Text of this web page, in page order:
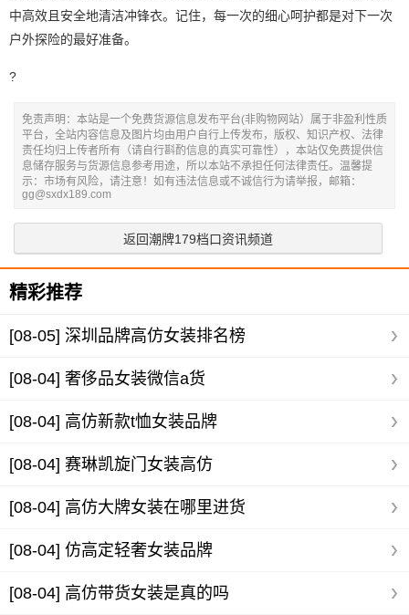
中高效且安全地清洁冲锋衣。记住，每一次的细心呵护都是对下一次
户外探险的最好准备。
?
免责声明：本站是一个免费货源信息发布平台(非购物网站）属于非盈利性质
平台，全站内容信息及图片均由用户自行上传发布，版权、知识产权、法律
责任均归上传者所有（请自行斟酌信息的真实可靠性），本站仅免费提供信
息储存服务与货源信息参考用途，所以本站不承担任何法律责任。温馨提
示：市场有风险，请注意！如有违法信息或不诚信行为请举报，邮箱：
gg@sxdx189.com
返回潮牌179档口资讯频道
精彩推荐
[08-05] 深圳品牌高仿女装排名榜
[08-04] 奢侈品女装微信a货
[08-04] 高仿新款t恤女装品牌
[08-04] 赛琳凯旋门女装高仿
[08-04] 高仿大牌女装在哪里进货
[08-04] 仿高定轻奢女装品牌
[08-04] 高仿带货女装是真的吗